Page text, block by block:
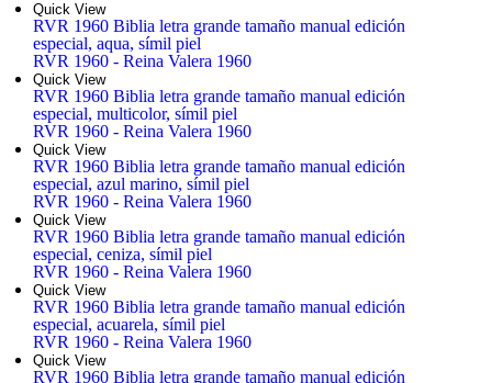
Quick View
RVR 1960 Biblia letra grande tamaño manual edición
especial, aqua, símil piel
RVR 1960 - Reina Valera 1960
Quick View
RVR 1960 Biblia letra grande tamaño manual edición
especial, multicolor, símil piel
RVR 1960 - Reina Valera 1960
Quick View
RVR 1960 Biblia letra grande tamaño manual edición
especial, azul marino, símil piel
RVR 1960 - Reina Valera 1960
Quick View
RVR 1960 Biblia letra grande tamaño manual edición
especial, ceniza, símil piel
RVR 1960 - Reina Valera 1960
Quick View
RVR 1960 Biblia letra grande tamaño manual edición
especial, acuarela, símil piel
RVR 1960 - Reina Valera 1960
Quick View
RVR 1960 Biblia letra grande tamaño manual edición